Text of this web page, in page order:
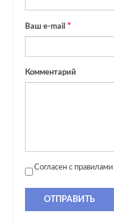
Ваш e-mail
Комментарий
Согласен с правилами
ОТПРАВИТЬ